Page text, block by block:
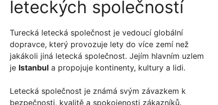
leteckých společností
Turecká letecká společnost je vedoucí globální
dopravce, který provozuje lety do více zemí než
jakákoli jiná letecká společnost. Jejím hlavním uzlem
je Istanbul a propojuje kontinenty, kultury a lidi.
Letecká společnost je známá svým závazkem k
bezpečnosti, kvalitě a spokojenosti zákazníků.